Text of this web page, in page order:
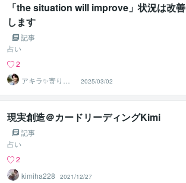
「the situation will improve」状況は改善
します
記事
占い
2
アキラ✨寄り添
う聴き手 迷い不
安の相談室
2025/03/02
現実創造＠カードリーディングKimi
記事
占い
2
kimiha228
2021/12/27